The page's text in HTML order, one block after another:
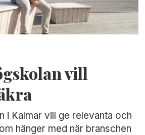
vill
i Kalmar vill ge relevanta och
hänger med när branschen